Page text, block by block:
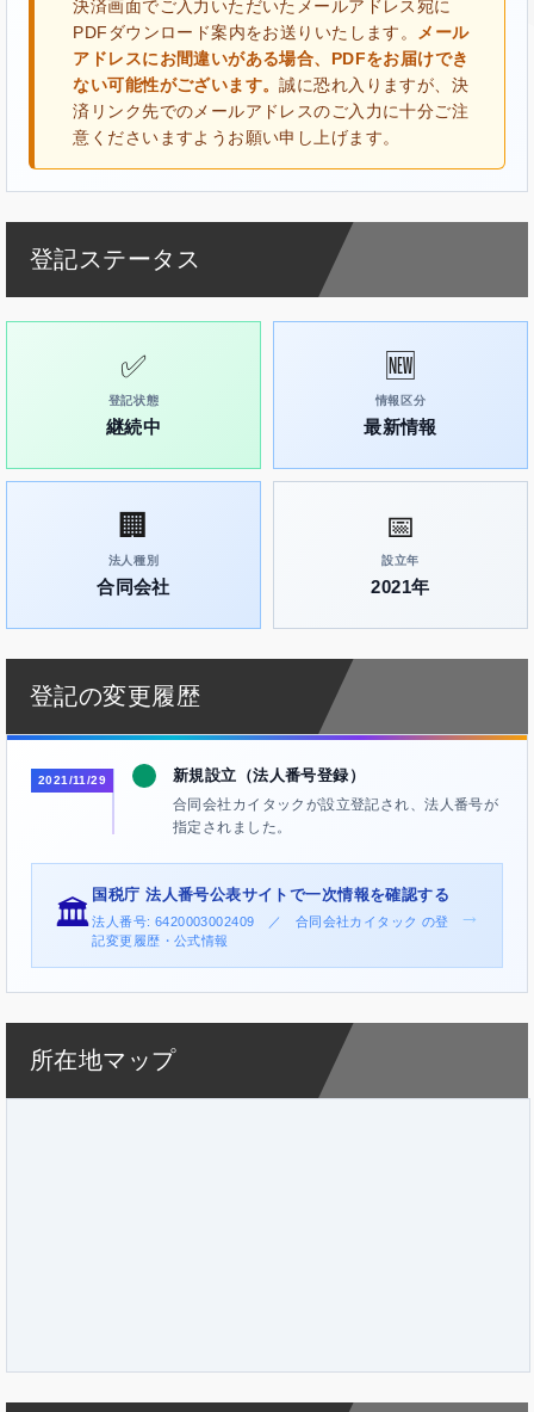
決済画面でご入力いただいたメールアドレス宛に
PDFダウンロード案内をお送りいたします。
メール
アドレスにお間違いがある場合、PDFをお届けでき
ない可能性がございます。誠に恐れ入りますが、決
済リンク先でのメールアドレスのご入力に十分ご注
意くださいますようお願い申し上げます。
登記ステータス
✅
登記状態
継続中
🆕
情報区分
最新情報
🏢
法人種別
合同会社
📅
設立年
2021年
登記の変更履歴
2021/11/29 新規設立（法人番号登録）
合同会社カイタックが設立登記され、法人番号が
指定されました。
🏛️
国税庁 法人番号公表サイトで一次情報を確認する
法人番号: 6420003002409 ／ 合同会社カイタック の登
記変更履歴・公式情報
→
所在地マップ